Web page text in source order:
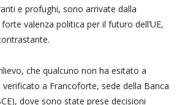
e profughi, sono arrivate dalla
valenza politica per il futuro dell’UE,
che qualcuno non ha esitato a
a Francoforte, sede della Banca
dove sono state prese decisioni